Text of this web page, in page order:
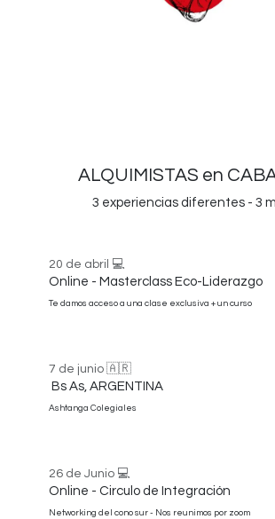
ALQUIMISTAS en
3 experiencias diferentes - 3
20 de abril 💻
Online - Masterclass Eco-Liderazgo
Te damos acceso a una clase exclusiva + un curso
7 de junio 🇦🇷
Bs As, ARGENTINA
Ashtanga Colegiales
26 de Junio 💻
Online - Circulo de Integración
Networking del cono sur - Nos reunimos por zoom